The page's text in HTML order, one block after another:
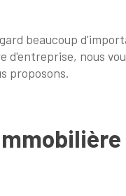
beaucoup
nous
proposons.